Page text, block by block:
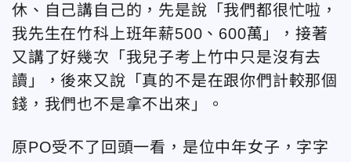
休、自己講自己的，先是說「我們都很忙啦，
我先生在竹科上班年薪500、600萬」，接著
又講了好幾次「我兒子考上竹中只是沒有去
讀」，後來又說「真的不是在跟你們計較那個
錢，我們也不是拿不出來」。
原PO受不了回頭一看，是位中年女子，字字